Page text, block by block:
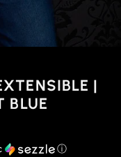
|
BLUE
ⓘ